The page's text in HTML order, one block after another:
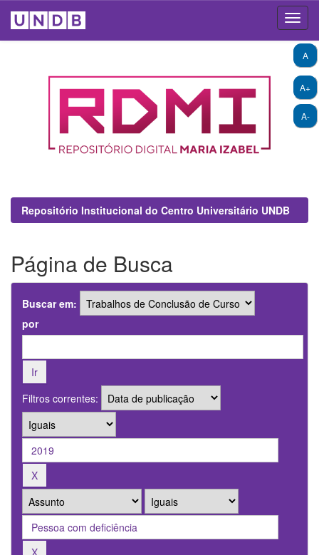
A+
A-
A
Repositório Institucional do Centro Universitário UNDB
Página de Busca
Buscar em:
por
Filtros correntes: